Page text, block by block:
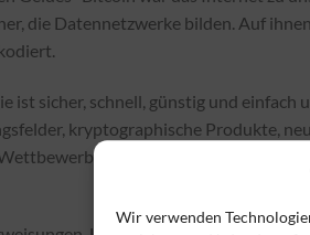
Wir verwenden
die Datennetzwerke bilden. Auf
ist sicher, schnell, günstig und
kryptographische Produkte,